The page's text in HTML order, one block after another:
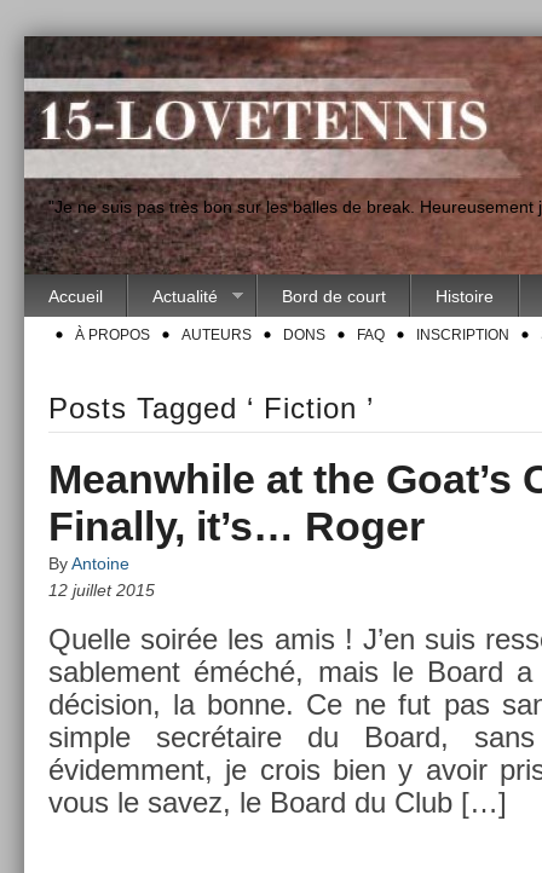
"Je ne suis pas très bon sur les balles de break.
Accueil Actualité Bord de court Histoire
À PROPOS AUTEURS DONS FAQ INSCRIPTION
Posts Tagged ‘ Fiction ’
Meanwhile at the Goat’s
Finally, it’s… Roger
ByAntoine
12 juillet 2015
Quel­le soirée les amis ! J’en suis
sable­ment éméché, mais le Board
décis­ion, la bonne. Ce ne fut pas
sim­ple secrétaire du Board,
évidem­ment, je crois bien y avoir
vous le savez, le Board du Club […]